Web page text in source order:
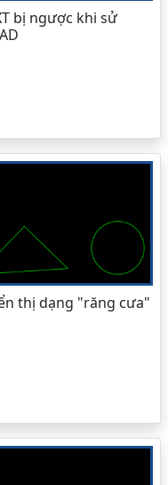
bị ngược khi sử
thị dạng "răng cưa"